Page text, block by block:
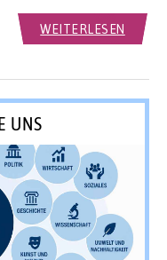
WEITERLESEN
UNS